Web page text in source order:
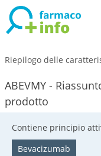
Riepilogo delle
ABEVMY -
prodotto
Contiene principio
Bevacizumab